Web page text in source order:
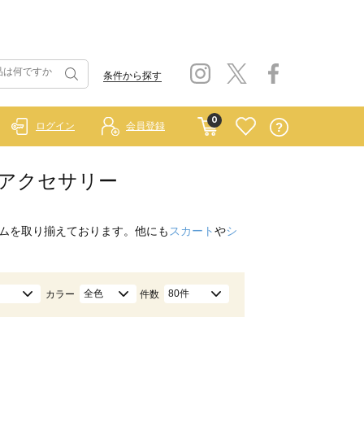
条件から探す
0
ログイン 会員登録
クセサリー
を取り揃えております。他にも スカートやシ
カラー 全色 件数 80件